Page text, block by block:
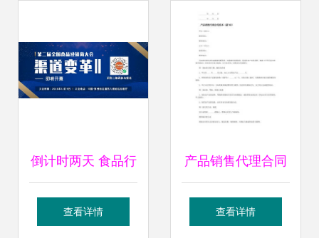
网络特征报告发布
倒计时两天 食品行
业盛会将启，汇聚
查看详情
产品销售代理合同
范本大全精选17篇
查看详情